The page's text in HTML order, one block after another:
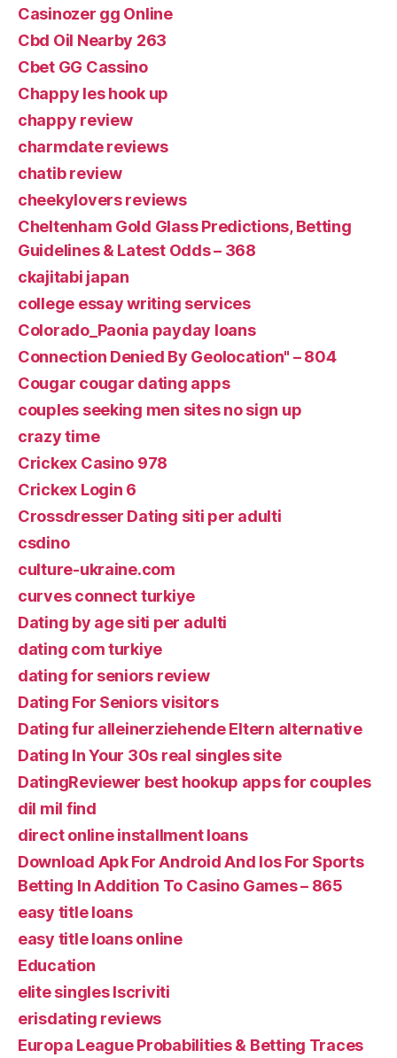
Casinozer gg Online
Cbd Oil Nearby 263
Cbet GG Cassino
Chappy les hook up
chappy review
charmdate reviews
chatib review
cheekylovers reviews
Cheltenham Gold Glass Predictions, Betting
Guidelines & Latest Odds – 368
ckajitabi japan
college essay writing services
Colorado_Paonia payday loans
Connection Denied By Geolocation" – 804
Cougar cougar dating apps
couples seeking men sites no sign up
crazy time
Crickex Casino 978
Crickex Login 6
Crossdresser Dating siti per adulti
csdino
culture-ukraine.com
curves connect turkiye
Dating by age siti per adulti
dating com turkiye
dating for seniors review
Dating For Seniors visitors
Dating fur alleinerziehende Eltern alternative
Dating In Your 30s real singles site
DatingReviewer best hookup apps for couples
dil mil find
direct online installment loans
Download Apk For Android And Ios For Sports
Betting In Addition To Casino Games – 865
easy title loans
easy title loans online
Education
elite singles Iscriviti
erisdating reviews
Europa League Probabilities & Betting Traces